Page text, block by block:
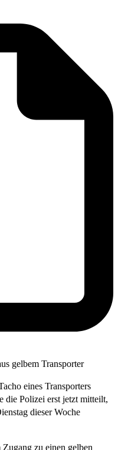
eines Transporters
die Polizei erst jetzt mitteilt,
dieser Woche
zu einen gelben